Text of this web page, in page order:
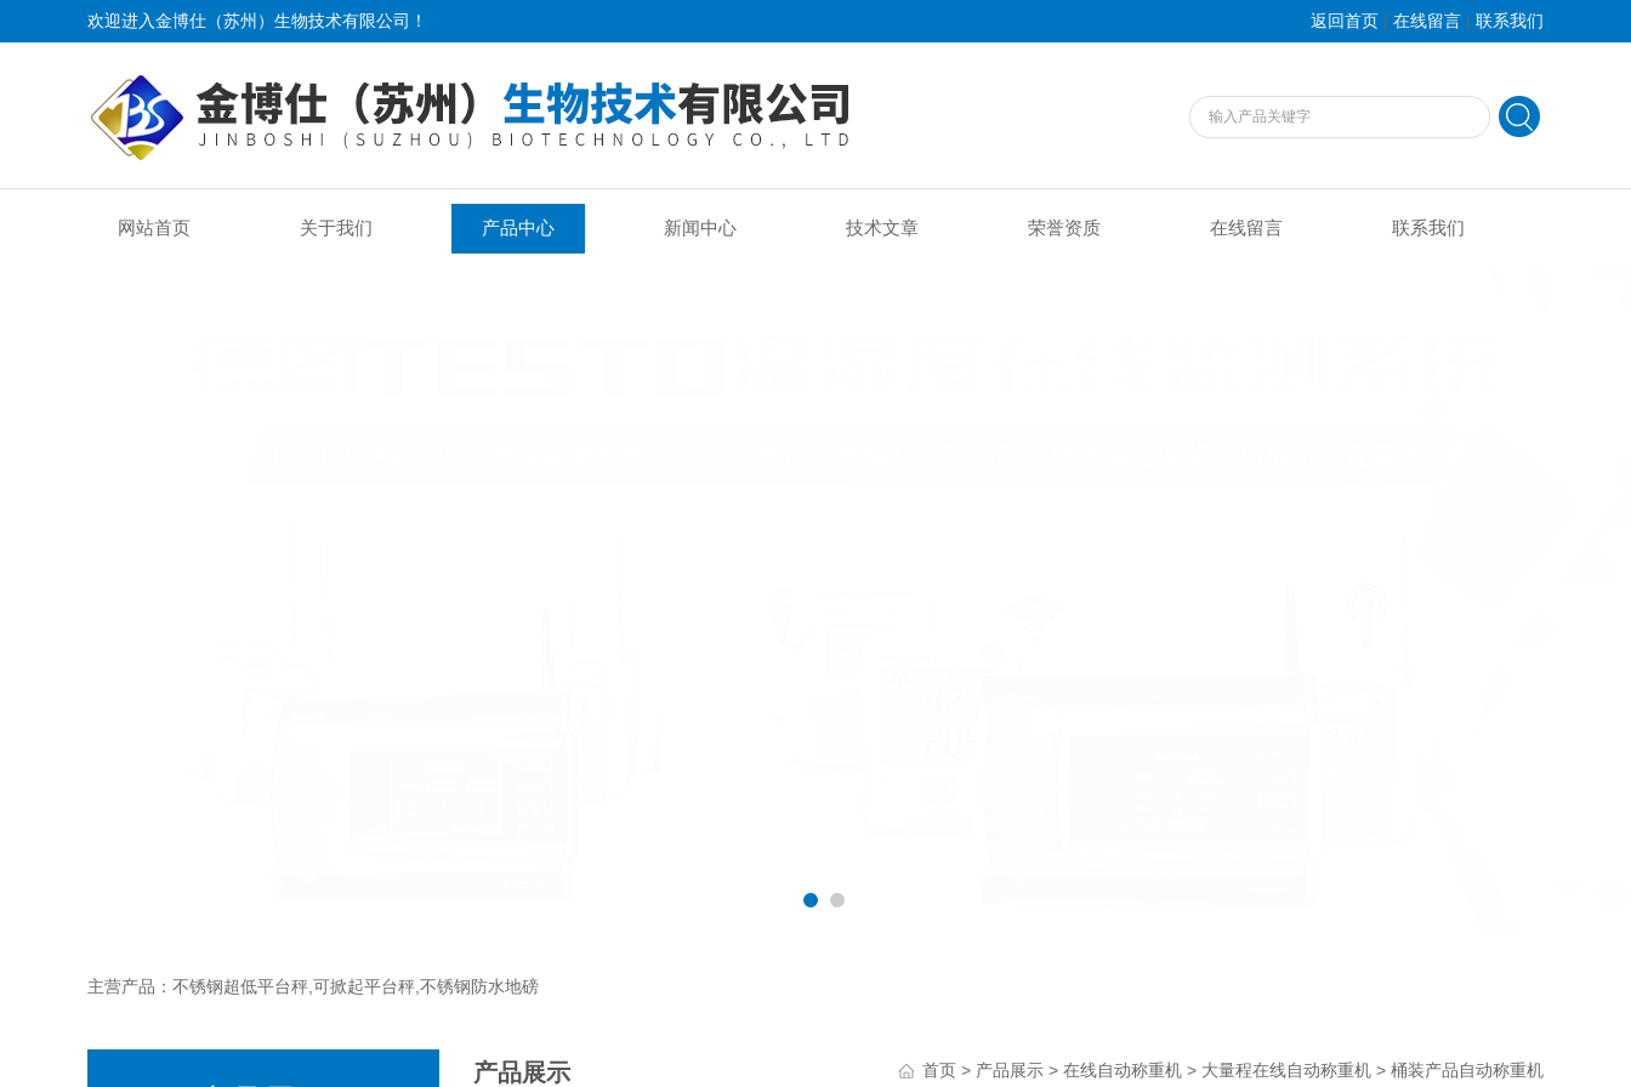
欢迎进入金博仕（苏州）生物技术有限公司！ 返回首页 | 在线留言 | 联系我们
网站首页 关于我们 产品中心 新闻中心 技术文章 荣誉资质 在线留言 联系我们
主营产品：不锈钢超低平台秤,可掀起平台秤,不锈钢防水地磅
产品展示 首页 > 产品展示 > 在线自动称重机 > 大量程在线自动称重机 > 桶装产品自动称重机